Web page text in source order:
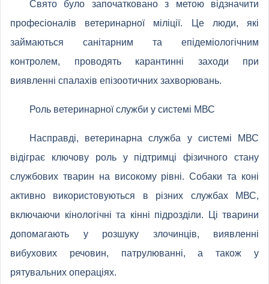
Свято було започатковано з метою відзначити
професіоналів ветеринарної міліції. Це люди, які
займаються санітарним та епідеміологічним
контролем, проводять карантинні заходи при
виявленні спалахів епізоотичних захворювань.
Роль ветеринарної служби у системі МВС
Насправді, ветеринарна служба у системі МВС
відіграє ключову роль у підтримці фізичного стану
службових тварин на високому рівні. Собаки та коні
активно використовуються в різних службах МВС,
включаючи кінологічні та кінні підрозділи. Ці тварини
допомагають у розшуку злочинців, виявленні
вибухових речовин, патрулюванні, а також у
рятувальних операціях.